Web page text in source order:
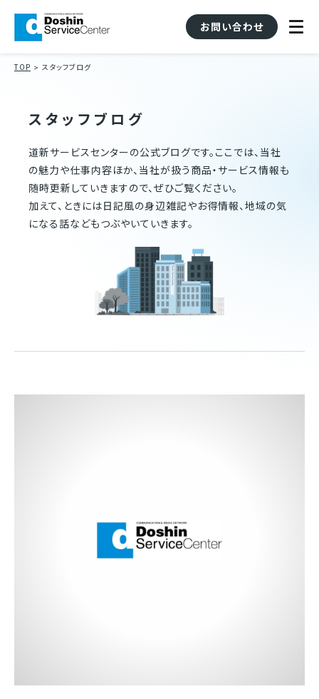
お問い合わせ
TOP スタッフブログ
スタッフブログ
道新サービスセンターの公式ブログです。ここでは、当社
の魅力や仕事内容ほか、当社が扱う商品・サービス情報も
随時更新していきますので、ぜひご覧ください。
加えて、ときには日記風の身辺雑記やお得情報、地域の気
になる話などもつぶやいていきます。